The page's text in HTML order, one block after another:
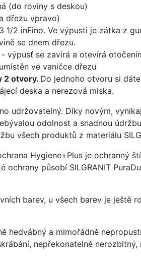
(do roviny s deskou)
dřezu vpravo)
1/2 inFino. Ve výpusti je zátka z
se dnem dřezu.
výpusť se zavírá a otevírá
ve vaničce dřezu
2 otvory. Do jednoho otvoru si
deska a nerezová miska.
udržovatelný. Díky novým,
odolnost a snadnou
všech produktů z materiálu
Hygiene+Plus je ochranný
ochrany působí SILGRANIT
barev, u všech barev je ještě
hedvábný a mimořádně
nepřekonatelně